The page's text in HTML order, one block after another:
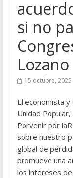
si no
Lozano
15 octubre, 2025
El economista
Unidad
Porvenir por
sobre nuestro
global de
promueve una
los intereses